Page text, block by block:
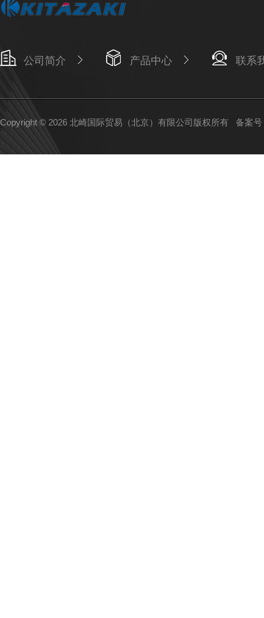
公司简介 产品中心 联系
Copyright © 2026 北崎国际贸易（北京）有限公司版权所有 备案号